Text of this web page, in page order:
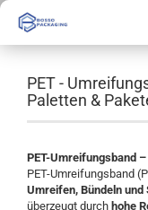
PET -
Paletten &
PET-Umreifungsband
PET-Umreifungsband
Umreifen, Bündeln und
überzeugt durch hohe